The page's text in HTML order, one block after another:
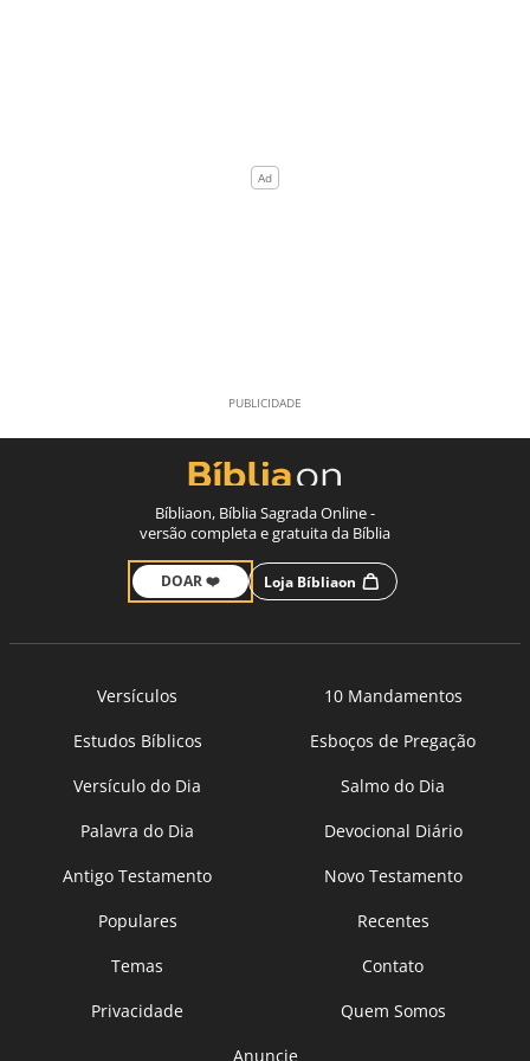
Bíbliaon, Bíblia Sagrada Online -
versão completa e gratuita da Bíblia
DOAR ❤️ Loja Bíbliaon
Versículos
10 Mandamentos
Estudos Bíblicos
Esboços de Pregação
Versículo do Dia
Salmo do Dia
Palavra do Dia
Devocional Diário
Antigo Testamento
Novo Testamento
Populares
Recentes
Temas
Contato
Privacidade
Quem Somos
Anuncie